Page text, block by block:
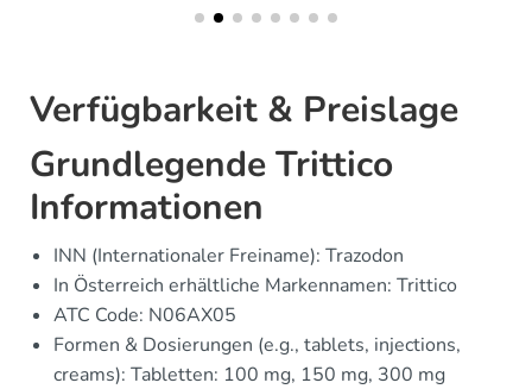
Verfügbarkeit & Preislage
Grundlegende Trittico
Informationen
INN (Internationaler Freiname): Trazodon
In Österreich erhältliche Markennamen: Trittico
ATC Code: N06AX05
Formen & Dosierungen (e.g., tablets, injections,
creams): Tabletten: 100 mg, 150 mg, 300 mg